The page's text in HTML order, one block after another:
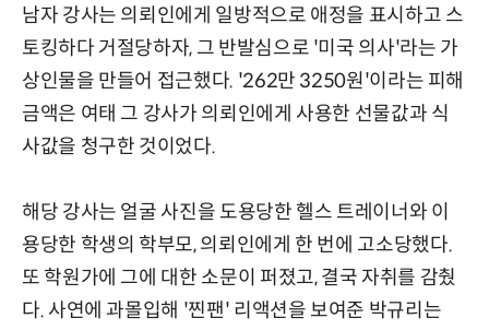
남자 강사는 의뢰인에게 일방적으로 애정을 표시하고 스
토킹하다 거절당하자, 그 반발심으로 '미국 의사'라는 가
상인물을 만들어 접근했다. '262만 3250원'이라는 피해
금액은 여태 그 강사가 의뢰인에게 사용한 선물값과 식
사값을 청구한 것이었다.
해당 강사는 얼굴 사진을 도용당한 헬스 트레이너와 이
용당한 학생의 학부모, 의뢰인에게 한 번에 고소당했다.
또 학원가에 그에 대한 소문이 퍼졌고, 결국 자취를 감췄
다. 사연에 과몰입해 '찐팬' 리액션을 보여준 박규리는